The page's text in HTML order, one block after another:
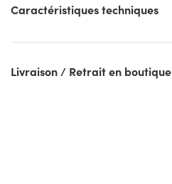
Caractéristiques techniques
Livraison / Retrait en boutique